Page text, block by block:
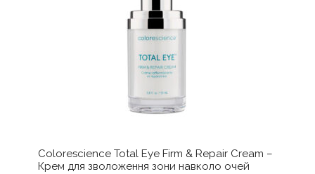
Colorescience Total Eye Firm & Repair Cream –
Крем для зволоження зони навколо очей